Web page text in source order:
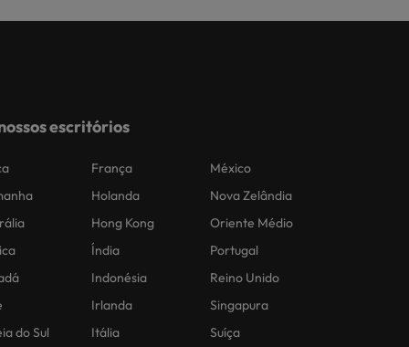
escritórios
do Sul
França
Holanda
Hong Kong
Índia
Indonésia
Irlanda
Itália
México
Nova Zelândia
Oriente Médio
Portugal
Reino Unido
Singapura
Suíça